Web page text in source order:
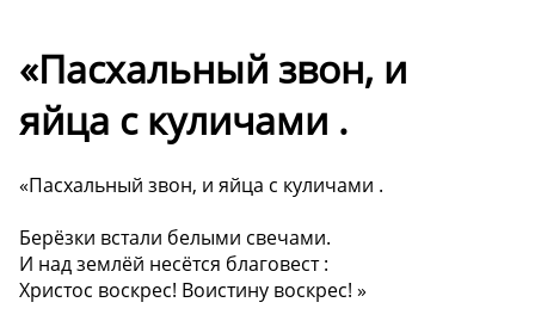
«Пасхальный звон, и
яйца с куличами .
«Пасхальный звон, и яйца с куличами .
Берёзки встали белыми свечами.
И над землёй несётся благовест :
Христос воскрес! Воистину воскрес! ️»